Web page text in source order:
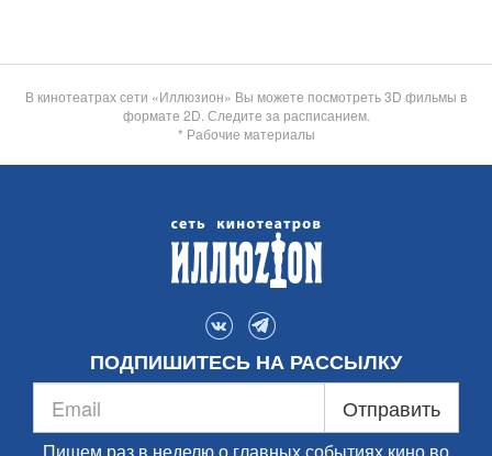
В кинотеатрах сети «Иллюзион» Вы можете посмотреть 3D фильмы в
формате 2D. Следите за расписанием.
* Рабочие материалы
ПОДПИШИТЕСЬ НА РАССЫЛКУ
Отправить